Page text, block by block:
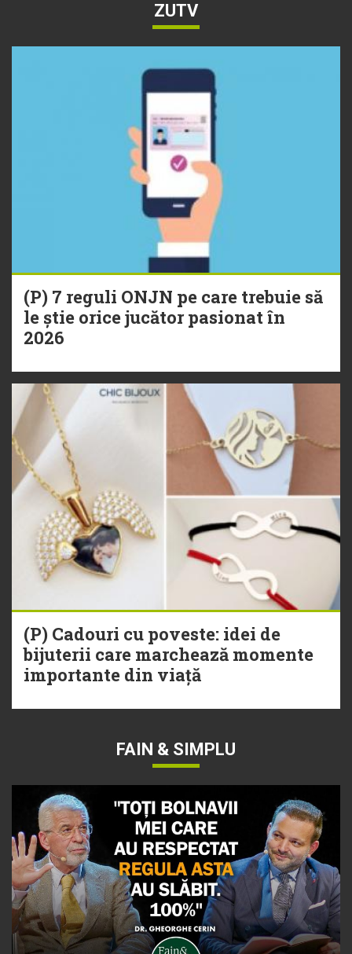
ZUTV
(P) 7 reguli ONJN pe care trebuie să
le știe orice jucător pasionat în
2026
(P) Cadouri cu poveste: idei de
bijuterii care marchează momente
importante din viață
FAIN & SIMPLU